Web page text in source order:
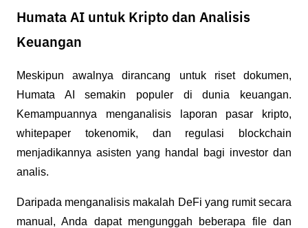
Humata AI untuk Kripto dan Analisis
Keuangan
Meskipun awalnya dirancang untuk riset dokumen,
Humata AI semakin populer di dunia keuangan.
Kemampuannya menganalisis laporan pasar kripto,
whitepaper tokenomik, dan regulasi blockchain
menjadikannya asisten yang handal bagi investor dan
analis.
Daripada menganalisis makalah DeFi yang rumit secara
manual, Anda dapat mengunggah beberapa file dan